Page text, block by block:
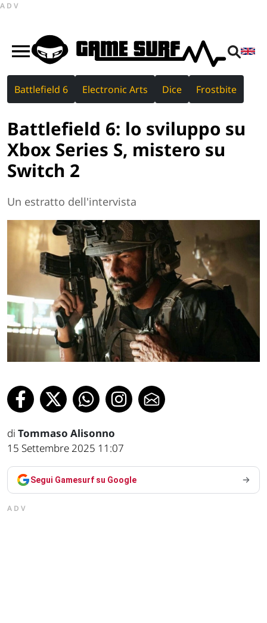
ADV
Battlefield 6 Electronic Arts Dice Frostbite
Battlefield 6: lo sviluppo su
Xbox Series S, mistero su
Switch 2
Un estratto dell'intervista
di Tommaso Alisonno
15 Settembre 2025 11:07
Segui Gamesurf su Google
ADV